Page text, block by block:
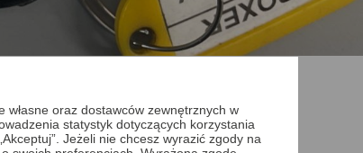
oraz dostawców zewnętrznych w
statystyk dotyczących korzystania
Jeżeli nie chcesz wyrazić zgody na